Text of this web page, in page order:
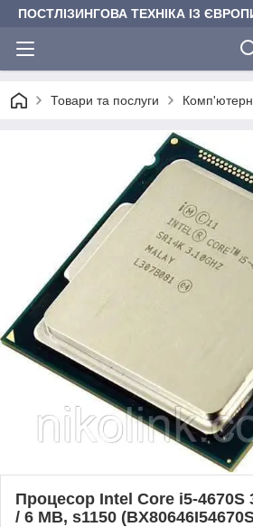
ПОСТЛІЗИНГОВА ТЕХНІКА ІЗ
Товари та послуги
Процесор Intel Core i5-4670S
/ 6 MB, s1150